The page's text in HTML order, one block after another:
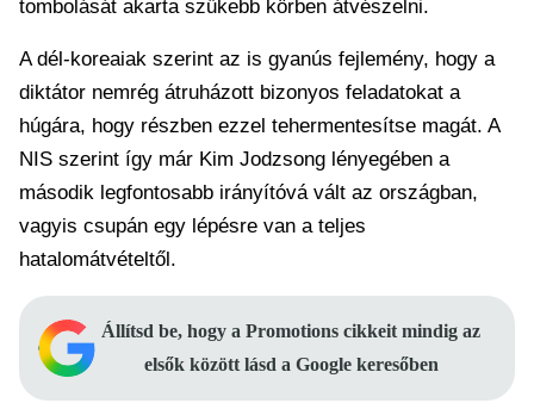
tombolását akarta szűkebb körben átvészelni.
A dél-koreaiak szerint az is gyanús fejlemény, hogy a
diktátor nemrég átruházott bizonyos feladatokat a
húgára, hogy részben ezzel tehermentesítse magát. A
NIS szerint így már Kim Jodzsong lényegében a
második legfontosabb irányítóvá vált az országban,
vagyis csupán egy lépésre van a teljes
hatalomátvételtől.
Állítsd be, hogy a Promotions cikkeit mindig az
elsők között lásd a Google keresőben